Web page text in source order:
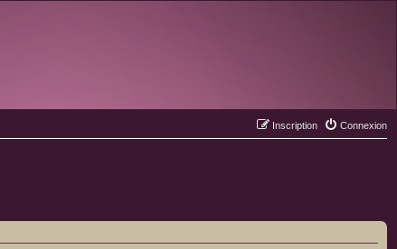
Connexion
Inscription